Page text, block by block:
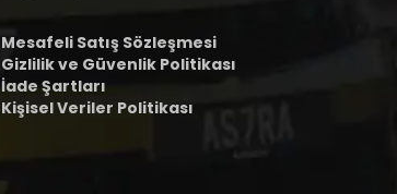
Mesafeli Satış Sözleşmesi
Gizlilik ve Güvenlik Politikası
İade Şartları
Kişisel Veriler Politikası